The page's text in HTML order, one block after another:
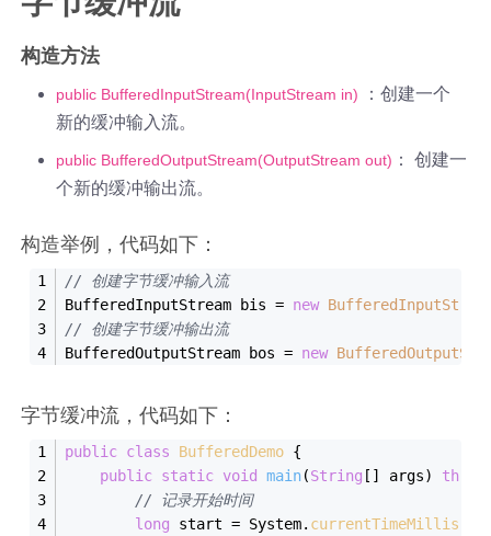
构造方法
public BufferedInputStream(InputStream in)
：创建一个
新的缓冲输入流。
public BufferedOutputStream(OutputStream out) ： 创建一
个新的缓冲输出流。
构造举例，代码如下：
// 创建字节缓冲输入流
BufferedInputStream bis = new
// 创建字节缓冲输出流
BufferedOutputStream bos = new
字节缓冲流，代码如下：
public class BufferedDemo {
public static void main(String [] args)
// 记录开始时间
long start = System. currentTimeMillis